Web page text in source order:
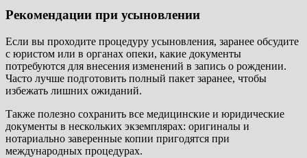
Рекомендации при усыновлении
Если вы проходите процедуру усыновления, заранее обсудите
с юристом или в органах опеки, какие документы
потребуются для внесения изменений в запись о рождении.
Часто лучше подготовить полный пакет заранее, чтобы
избежать лишних ожиданий.
Также полезно сохранить все медицинские и юридические
документы в нескольких экземплярах: оригиналы и
нотариально заверенные копии пригодятся при
международных процедурах.